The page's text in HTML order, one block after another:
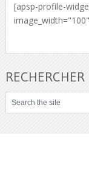
[apsp-profile-
RECHERCHER